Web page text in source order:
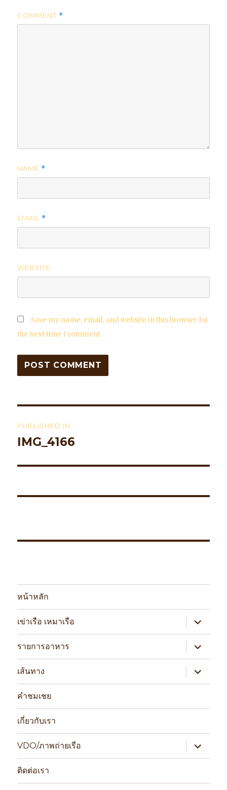
COMMENT *
NAME *
EMAIL *
WEBSITE
Save my name, email, and website in this browser for
the next time I comment.
navigation
PUBLISHED IN
IMG_4166
หน้าหลัก
เข่าเรือ เหมาเรือ
expand
child
menu
รายการอาหาร
expand
child
menu
เส้นทาง
expand
child
menu
คำชมเชย
เกี่ยวกับเรา
VDO/ภาพถ่ายเรือ
expand
child
menu
ติดต่อเรา